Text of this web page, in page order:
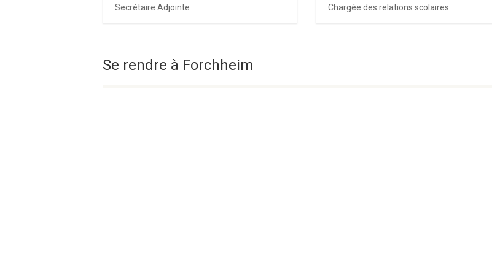
Secrétaire Adjointe Chargée des relations scolaires
Se rendre à Forchheim